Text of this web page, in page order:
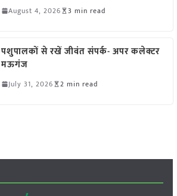
August 4, 2026 3 min read
पशुपालकों से रखें जीवंत संपर्क- अपर कलेक्टर
मऊगंज
July 31, 2026 2 min read